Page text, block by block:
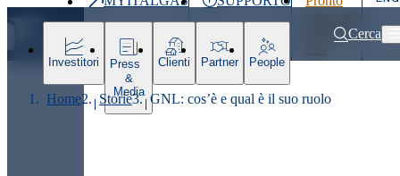
Ultimo
800 900Cerca
Investitori
Press
&
Media
Clienti Partner People
Home Storie GNL: cos’è e qual è il suo ruolo